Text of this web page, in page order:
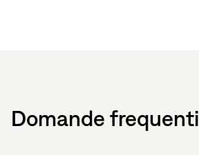
Domande frequenti